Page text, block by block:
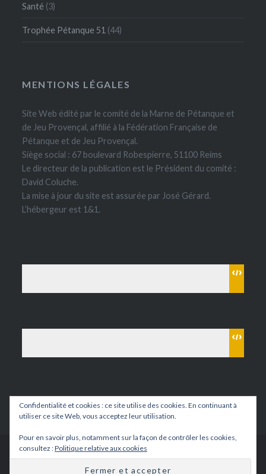
Santé (3)
Trophée Pétanque 51 (44)
MENTIONS LÉGALES
Site Web édité par le comité de la Marne de Pétanque et
de Jeu Provençal, affilié à la Fédération Française de
Pétanque et de Jeu Provençal.
Siège social : 67 boulevard Robespierre, 51100 Reims
Le directeur de la publication est le Président du comité :
David Coluche.
La mise à jour du site est assurée par José Gérard.
L’hébergeur est 1&1.
Fièrement propulsé par WordPress|Thème Dyad par
Confidentialité et cookies : ce site utilise des cookies. En continuant à
utiliser ce site Web, vous acceptez leur utilisation.
Pour en savoir plus, notamment sur la façon de contrôler les cookies,
consultez :Politique relative aux cookies